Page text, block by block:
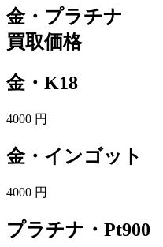
金・プラチナ
買取価格
金・K18
4000 円
金・インゴット
4000 円
プラチナ・Pt900